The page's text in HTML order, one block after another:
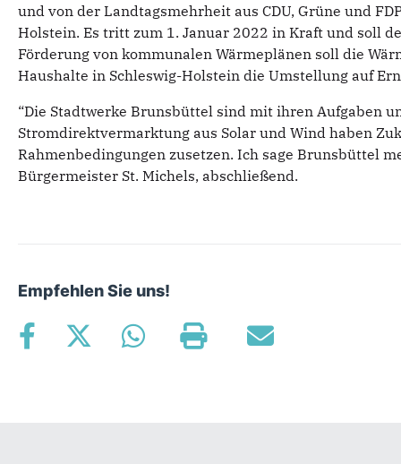
und von der Landtagsmehrheit aus CDU, Grüne und
Holstein. Es tritt zum 1. Januar 2022 in Kraft und soll
Förderung von kommunalen Wärmeplänen soll die
Haushalte in Schleswig-Holstein die Umstellung auf
“Die Stadtwerke Brunsbüttel sind mit ihren Aufgaben
Stromdirektvermarktung aus Solar und Wind haben
Rahmenbedingungen zusetzen. Ich sage Brunsbüttel
Bürgermeister St. Michels, abschließend.
Empfehlen Sie uns!